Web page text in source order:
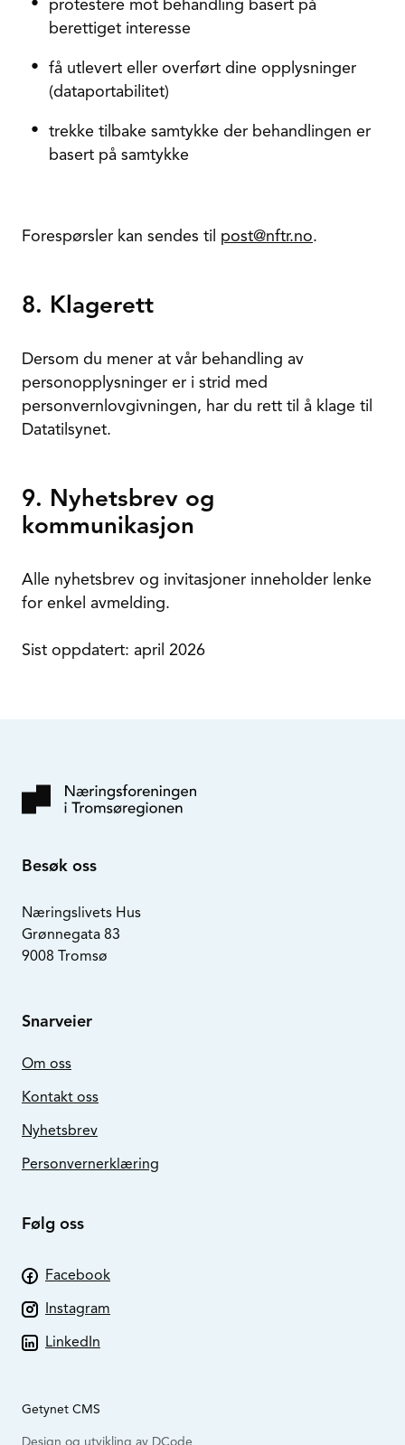
protestere mot behandling basert på
berettiget interesse
få utlevert eller overført dine opplysninger
(dataportabilitet)
trekke tilbake samtykke der behandlingen er
basert på samtykke
Forespørsler kan sendes til post@nftr.no.
8. Klagerett
Dersom du mener at vår behandling av
personopplysninger er i strid med
personvernlovgivningen, har du rett til å klage til
Datatilsynet.
9. Nyhetsbrev og
kommunikasjon
Alle nyhetsbrev og invitasjoner inneholder lenke
for enkel avmelding.
Sist oppdatert: april 2026
Besøk oss
Næringslivets Hus
Grønnegata 83
9008 Tromsø
Snarveier
Om oss
Kontakt oss
Nyhetsbrev
Personvernerklæring
Følg oss
Facebook
Instagram
LinkedIn
Getynet CMS
Design og utvikling av DCode